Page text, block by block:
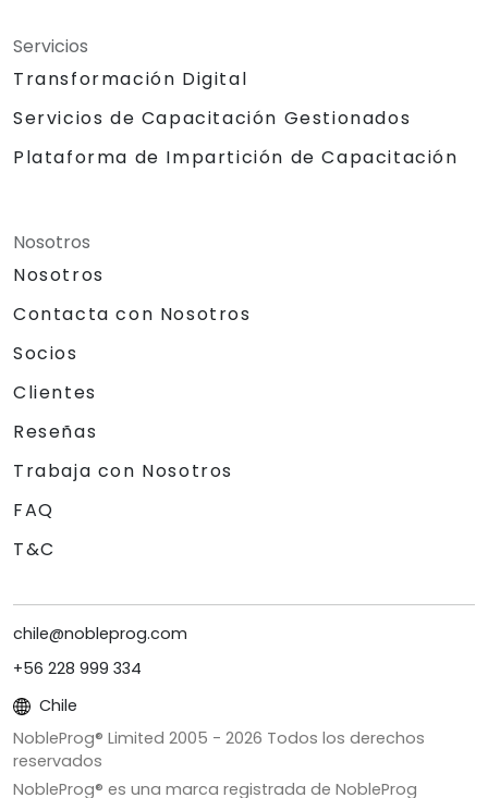
Servicios
Transformación Digital
Servicios de Capacitación Gestionados
Plataforma de Impartición de Capacitación
Nosotros
Nosotros
Contacta con Nosotros
Socios
Clientes
Reseñas
Trabaja con Nosotros
FAQ
T&C
chile@nobleprog.com
+56 228 999 334
Chile
NobleProg® Limited 2005 - 2026 Todos los derechos
reservados
NobleProg® es una marca registrada de NobleProg